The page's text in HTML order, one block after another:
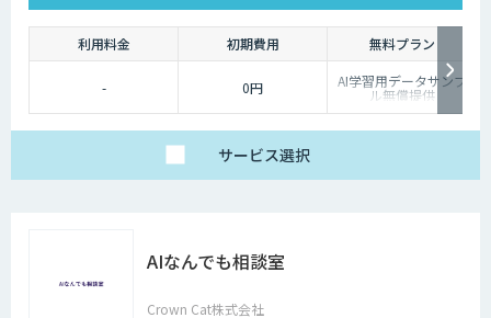
利用料金 初期費用 無料プラン
- 0円 AI学習用データサンプ
ル無償提供
サービス選択
AIなんでも相談室
Crown Cat株式会社